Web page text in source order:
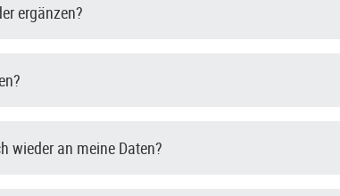
ergänzen?
wieder an meine Daten?